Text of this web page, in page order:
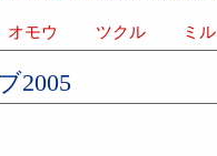
オモウ ツクル ミル
2005